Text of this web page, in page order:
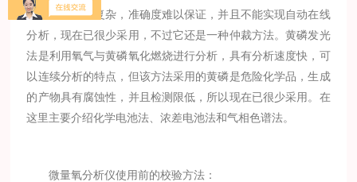
析，由于操作复杂，准确度难以保证，并且不能实现自动在线
分析，现在已很少采用，不过它还是一种仲裁方法。黄磷发光
法是利用氧气与黄磷氧化燃烧进行分析，具有分析速度快，可
以连续分析的特点，但该方法采用的黄磷是危险化学品，生成
的产物具有腐蚀性，并且检测限低，所以现在已很少采用。在
这里主要介绍化学电池法、浓差电池法和气相色谱法。
微量氧分析仪使用前的校验方法：